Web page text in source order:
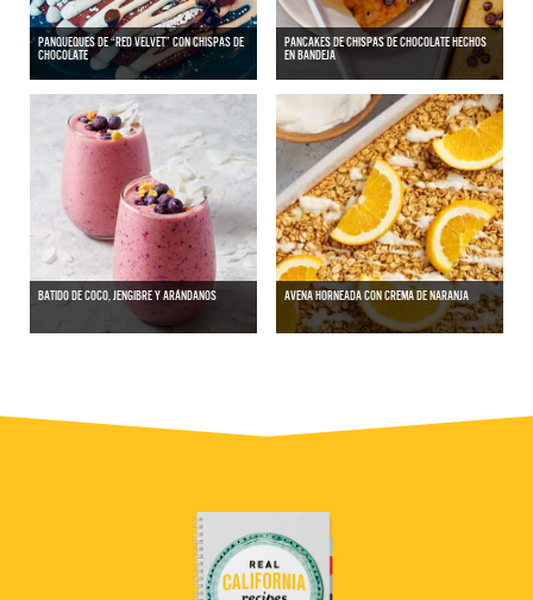
PANQUEQUES DE “RED VELVET” CON CHISPAS DE
CHOCOLATE
PANCAKES DE CHISPAS DE CHOCOLATE HECHOS
EN BANDEJA
BATIDO DE COCO, JENGIBRE Y ARÁNDANOS AVENA HORNEADA CON CREMA DE NARANJA